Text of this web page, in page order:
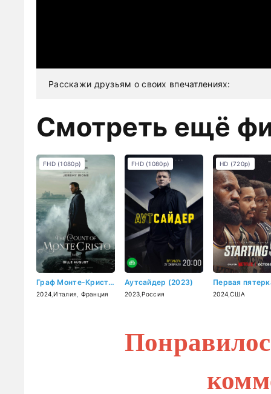
Расскажи друзьям о своих впечатлениях:
Смотреть ещё
Граф Монте-Кристо (2024)
2024 ,Италия Франция
FHD (1080p)
Аутсайдер (2023)
2023 ,Россия
FHD (1080p)
2024 ,США
HD (720p)